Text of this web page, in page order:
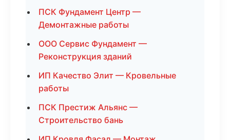
ПСК Фундамент Центр —
Демонтажные работы
ООО Сервис Фундамент —
Реконструкция зданий
ИП Качество Элит — Кровельные
работы
ПСК Престиж Альянс —
Строительство бань